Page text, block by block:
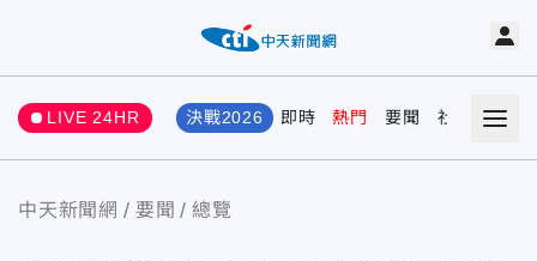
LIVE 24HR 決戰2026 即時 熱門 要聞 社會 娛樂
中天新聞網 要聞 總覽